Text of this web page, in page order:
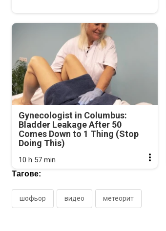
Gynecologist in Columbus:
Bladder Leakage After 50
Comes Down to 1 Thing (Stop
Doing This)
10 h 57 min
Тагове:
шофьор видео метеорит